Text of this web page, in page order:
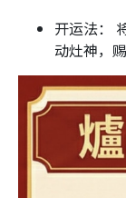
开运法：
动灶神，